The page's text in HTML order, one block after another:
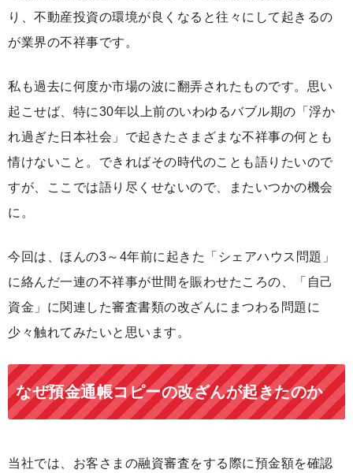
り、不動産投資の環境が良くなると往々にして起きるの
が業界の不祥事です。
私も過去に何度か市場の波に翻弄されたものです。思い
起こせば、特に30年以上前のいわゆるバブル期の「浮か
れ過ぎた日本社会」で起きたさまざまな不祥事の何とも
情けないこと。できればその時代のことも語りたいので
すが、ここでは語り尽くせないので、またいつかの機会
に。
今回は、ほんの3～4年前に起きた「シェアハウス問題」
に絡んだ一連の不祥事が世間を賑わせたころの、「自己
資金」に関連した審査書類の改ざんにまつわる問題に
少々触れてみたいと思います。
なぜ預金通帳コピーの改ざんが起きたのか
当社では、お客さまの融資審査をする際に預金額を確認